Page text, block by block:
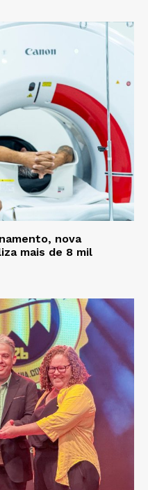
nova
mais de 8 mil